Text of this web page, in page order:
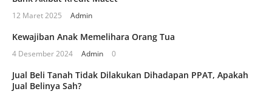
12 Maret 2025 Admin
Kewajiban Anak Memelihara Orang Tua
4 Desember 2024 Admin 0
Jual Beli Tanah Tidak Dilakukan Dihadapan PPAT, Apakah
Jual Belinya Sah?